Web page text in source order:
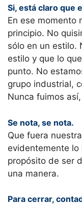
Si, está claro que
En ese momento
principio. No
sólo en un estilo.
estilo y que lo
punto. No
grupo industrial,
Nunca fuimos
Se nota, se nota.
Que fuera
evidentemente
propósito de ser
una manera.
Para cerrar,